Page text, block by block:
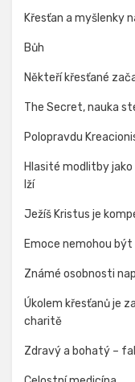
Křesťan a myšlenky
Bůh
Někteří křesťané
The Secret, nauka
Polopravdu
Hlasité modlitby
lží
Ježíš Kristus je
Emoce nemohou
Známé osobnosti
Úkolem křesťanů je
charitě
Zdravý a bohatý –